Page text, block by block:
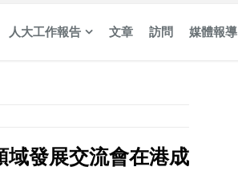
人大工作報告 文章 訪問 媒體報導
發展交流會在港成